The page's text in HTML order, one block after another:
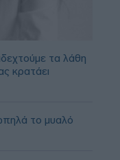
τα λάθη
κρατάει
το μυαλό